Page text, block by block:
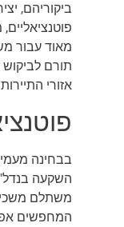
ביקוריהם,
מאוד עבור
תורם
אזורי
בבחינה
השקעה
משתלם
המחפשים